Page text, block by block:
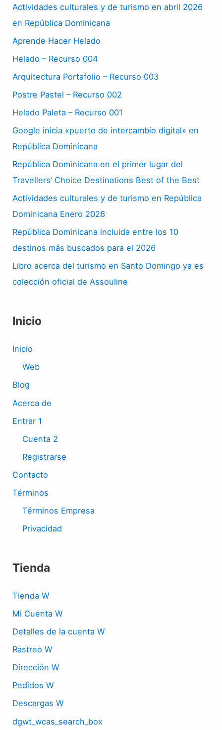
Actividades culturales y de turismo en abril 2026
en República Dominicana
Aprende Hacer Helado
Helado – Recurso 004
Arquitectura Portafolio – Recurso 003
Postre Pastel – Recurso 002
Helado Paleta – Recurso 001
Google inicia «puerto de intercambio digital» en
República Dominicana
República Dominicana en el primer lugar del
Travellers’ Choice Destinations Best of the Best
Actividades culturales y de turismo en República
Dominicana Enero 2026
República Dominicana incluida entre los 10
destinos más buscados para el 2026
Libro acerca del turismo en Santo Domingo ya es
colección oficial de Assouline
Inicio
Inicio
Web
Blog
Acerca de
Entrar 1
Cuenta 2
Registrarse
Contacto
Términos
Términos Empresa
Privacidad
Tienda
Tienda W
Mi Cuenta W
Detalles de la cuenta W
Rastreo W
Dirección W
Pedidos W
Descargas W
dgwt_wcas_search_box